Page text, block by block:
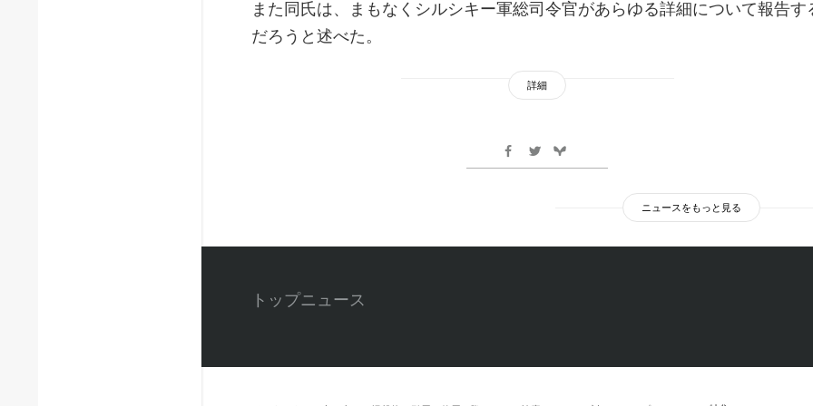
また同氏は、まもなくシルシキー軍総司令官があらゆる詳細について報告す
だろうと述べた。
詳細
ニュースをもっと見る
トップニュース